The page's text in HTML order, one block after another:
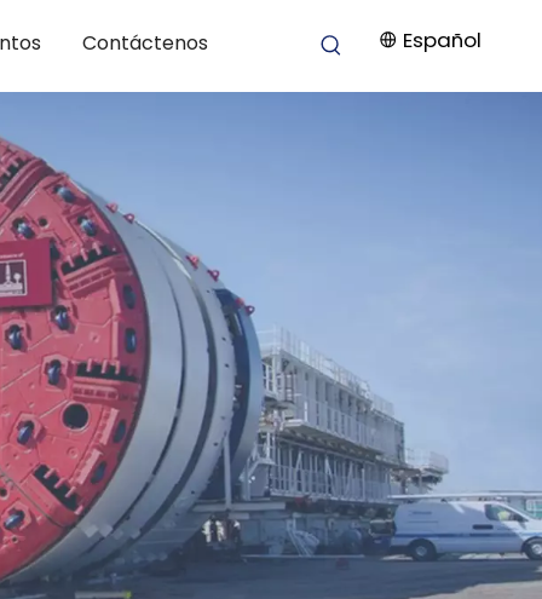
Contáctenos Español